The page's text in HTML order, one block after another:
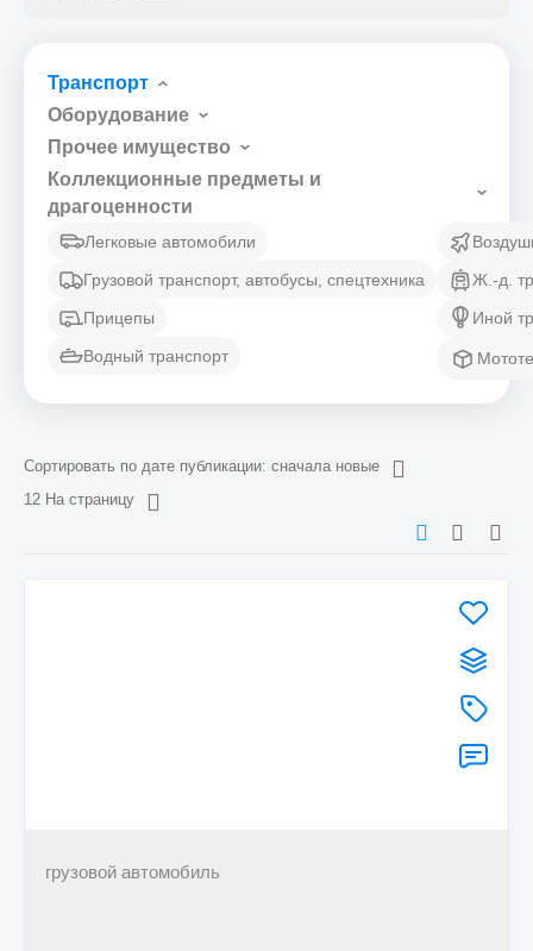
Транспорт
Оборудование
Прочее имущество
Коллекционные предметы и
драгоценности
Легковые автомобили
Грузовой транспорт, автобусы, спецтехника
Прицепы
Водный транспорт
Ж.-д.
Иной
Сортировать по дате публикации: сначала новые
12 На страницу
грузовой автомобиль